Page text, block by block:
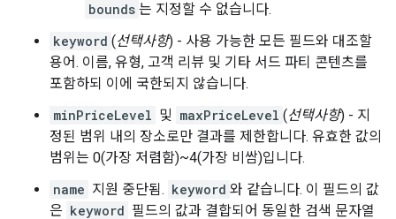
bounds 는 지정할 수 없습니다.
keyword (선택사항) - 사용 가능한 모든 필드와 대조할
용어. 이름, 유형, 고객 리뷰 및 기타 서드 파티 콘텐츠를
포함하되 이에 국한되지 않습니다.
minPriceLevel 및 maxPriceLevel (선택사항) - 지
정된 범위 내의 장소로만 결과를 제한합니다. 유효한 값의
범위는 0(가장 저렴함)~4(가장 비쌈)입니다.
name 지원 중단됨. keyword 와 같습니다. 이 필드의 값
은 keyword 필드의 값과 결합되어 동일한 검색 문자열